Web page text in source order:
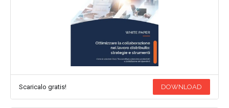
Scaricalo gratis! DOWNLOAD